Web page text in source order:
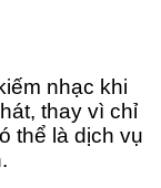
nhạc khi
thay vì chỉ
thể là dịch vụ